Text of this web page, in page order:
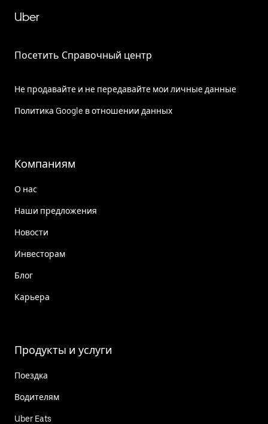
Uber
Посетить Справочный центр
Не продавайте и не передавайте мои личные данные
Политика Google в отношении данных
Компаниям
О нас
Наши предложения
Новости
Инвесторам
Блог
Карьера
Продукты и услуги
Поездка
Водителям
Uber Eats